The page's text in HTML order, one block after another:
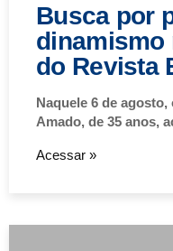
Busca por
dinamismo
do Revista
Naquele 6 de
Amado, de 35 anos,
Acessar »